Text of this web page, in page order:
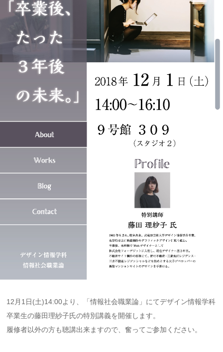
12月1日(土)14:00より、「情報社会職業論」にてデザイン情報学科
卒業生の藤田理紗子氏の特別講義を開催します。
履修者以外の方も聴講出来ますので、奮ってご参加ください。